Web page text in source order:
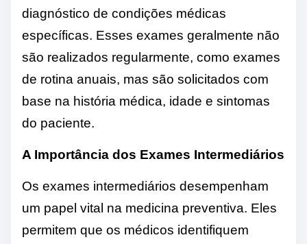
diagnóstico de condições médicas
específicas. Esses exames geralmente não
são realizados regularmente, como exames
de rotina anuais, mas são solicitados com
base na história médica, idade e sintomas
do paciente.
A Importância dos Exames Intermediários
Os exames intermediários desempenham
um papel vital na medicina preventiva. Eles
permitem que os médicos identifiquem